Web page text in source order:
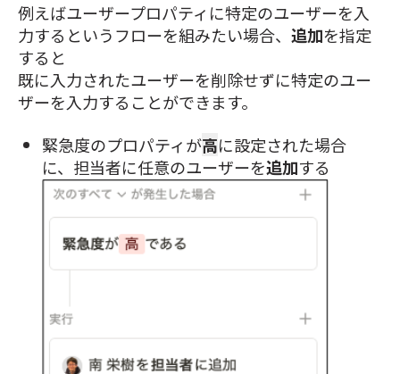
例えばユーザープロパティに特定のユーザーを入
力するというフローを組みたい場合、 追加を指定
すると
既に入力されたユーザーを削除せずに特定のユー
ザーを入力することができます。
緊急度のプロパティが高に設定された場合
に、担当者に任意のユーザーを追加する